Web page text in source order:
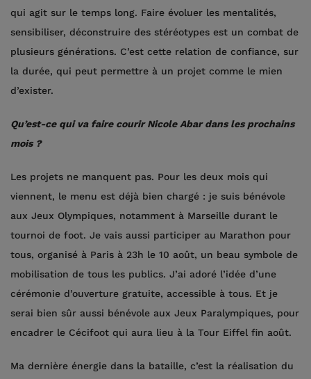
qui agit sur le temps long. Faire évoluer les mentalités,
sensibiliser, déconstruire des stéréotypes est un combat de
plusieurs générations. C’est cette relation de confiance, sur
la durée, qui peut permettre à un projet comme le mien
d’exister.
Qu’est-ce qui va faire courir Nicole Abar dans les prochains
mois ?
Les projets ne manquent pas. Pour les deux mois qui
viennent, le menu est déjà bien chargé : je suis bénévole
aux Jeux Olympiques, notamment à Marseille durant le
tournoi de foot. Je vais aussi participer au Marathon pour
tous, organisé à Paris à 23h le 10 août, un beau symbole de
mobilisation de tous les publics. J’ai adoré l’idée d’une
cérémonie d’ouverture gratuite, accessible à tous. Et je
serai bien sûr aussi bénévole aux Jeux Paralympiques, pour
encadrer le Cécifoot qui aura lieu à la Tour Eiffel fin août.
Ma dernière énergie dans la bataille, c’est la réalisation du